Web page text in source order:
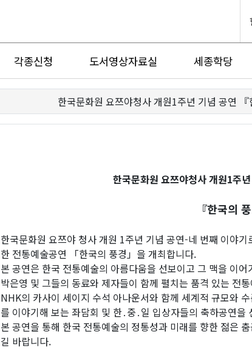
각종신청 도서영상자료실 세종학당
한국문화원 요쯔야청사 개원1주년 기념 공연 『
한국문화원 요쯔야청사 개원1주
『한국의 풍
한국문화원 요쯔야 청사 개원 1주년 기념 공연-네 번째 이야
한 전통예술공연 「한국의 풍경」을 개최합니다.
본 공연은 한국 전통예술의 아름다움을 선보이고 그 맥을 이
박은영 및 그들의 동료와 제자들이 함께 펼치는 품격 있는 전
NHK의 카사이 세이지 수석 아나운서와 함께 세계적 규모와
를 이야기해 보는 좌담회 및 한․중․일 입상자들의 축하공연을
본 공연을 통해 한국 전통예술의 정통성과 미래를 향한 젊은
길 바랍니다.